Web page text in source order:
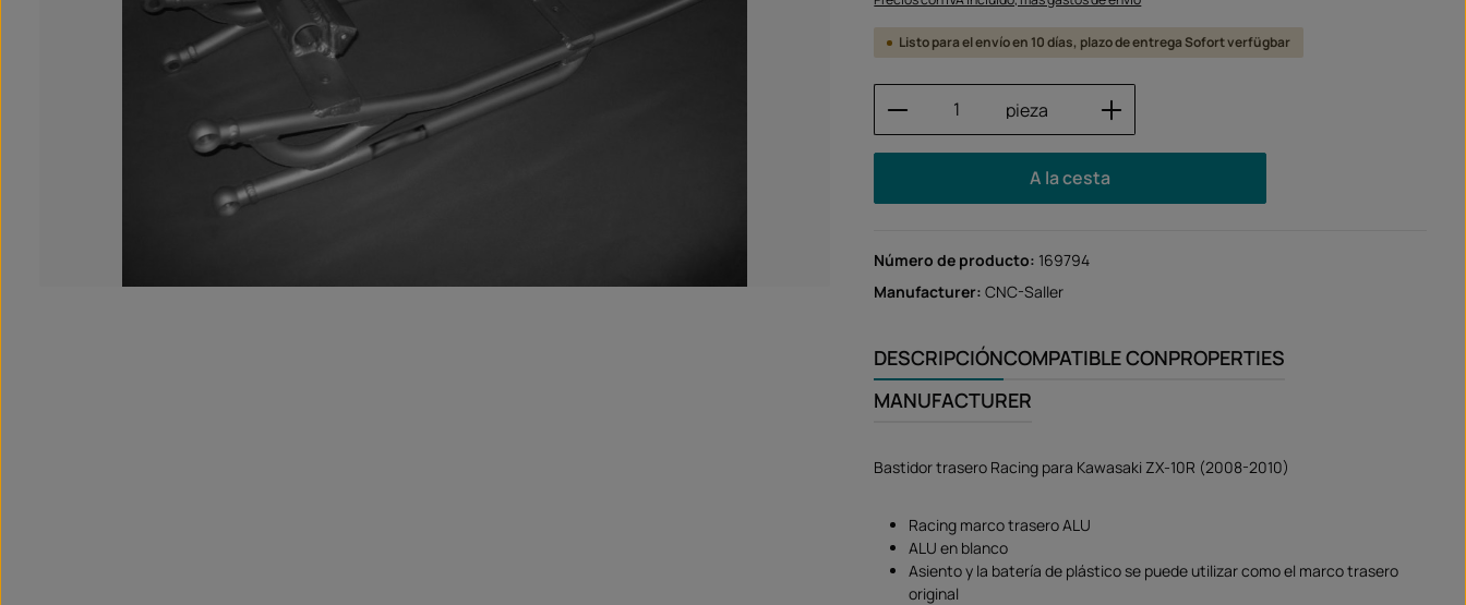
Listo para el envío en 10 días, plazo de entrega Sofort verfügbar
Cantidad del producto: introduce la cantidad
pieza
A la cesta
Número de producto: 169794
Manufacturer:CNC-Saller
DESCRIPCIÓNCOMPATIBLE CONPROPERTIES
MANUFACTURER
Bastidor trasero Racing para Kawasaki ZX-10R (2008-2010)
Racing marco trasero ALU
ALU en blanco
Asiento y la batería de plástico se puede utilizar como el marco trasero
original